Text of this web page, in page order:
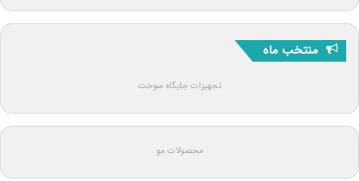
منتخب ماه
تجهیزات جایگاه سوخت
محصولات مو